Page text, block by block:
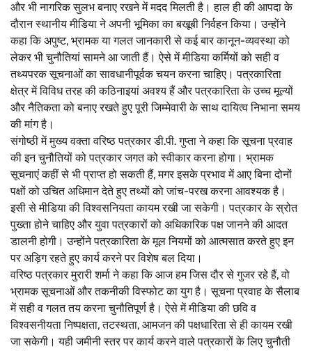
और भी नागरिक सुलभ बनाए रखने में मदद मिलती है। हाल ही की आपदा के
दौरान स्थानीय मीडिया ने अपनी भूमिका का बखूबी निर्वहन किया। उन्होंने
कहा कि अपुष्ट, भ्रामक या गलत जानकारी से कई बार कानून-व्यवस्था को
लेकर भी चुनौतियां सामने आ जाती हैं। ऐसे में मीडिया कर्मियों को सही व
तथ्यपरक सूचनाओं का सावधानीपूर्वक चयन करना चाहिए। पत्रकारिता
क्षेत्र में विविध तरह की कठिनाइयां अवश्य हैं और पत्रकारिता के उच्च मूल्यों
और नैतिकता को बनाए रखते हुए पूरी जिम्मेवारी के साथ दायित्व निभाना समय
की मांग है।
संगोष्ठी में मुख्य वक्ता वरिष्ठ पत्रकार डी.पी. गुप्ता ने कहा कि सूचना प्रवाह
की इन चुनौतियों को पत्रकार जगत को स्वीकार करना होगा। भ्रामक
सूचनाएं कहीं से भी प्राप्त हो सकती हैं, मगर इसके प्रभाव में आए बिना दोनों
पक्षों को उचित अधिमान देते हुए तथ्यों को जांच-परख करना आवश्यक है।
इसी से मीडिया की विश्वसनियता कायम रखी जा सकेगी। पत्रकार के स्रोत
पुख्ता होने चाहिए और युवा पत्रकारों को अधिकारिक पक्ष जानने की आदत
डालनी होगी। उन्होंने पत्रकारिता के मूल नियमों को आत्मसात करते हुए इन
पर अड़िग रहते हुए कार्य करने पर विशेष बल दिया।
वरिष्ठ पत्रकार मुरारी शर्मा ने कहा कि आज हम जिस दौर से गुजर रहे हैं, वो
भ्रामक सूचनाओं और तकनीकी विस्फोट का युग है। सूचना प्रवाह के सैलाब
में सही व गलत तय करना चुनौतिपूर्ण है। ऐसे में मीडिया की छवि व
विश्वसनीयता निष्पक्षता, तटस्थता, आमजन की पक्षधारिता से ही कायम रखी
जा सकेगी। यही जमीनी स्तर पर कार्य करने वाले पत्रकारों के लिए चुनौती